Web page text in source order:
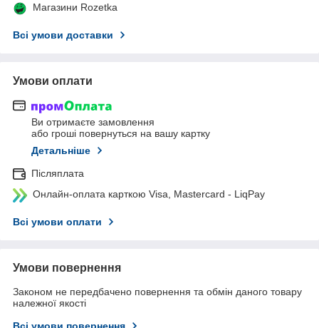
Магазини Rozetka
Всі умови доставки
Умови оплати
Ви отримаєте замовлення
або гроші повернуться на вашу картку
Детальніше
Післяплата
Онлайн-оплата карткою Visa, Mastercard - LiqPay
Всі умови оплати
Умови повернення
Законом не передбачено повернення та обмін даного товару
належної якості